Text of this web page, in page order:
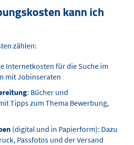
kann ich
zählen:
Internetkosten für die Suche im
mit Jobinseraten
: Bücher und
Tipps zum Thema Bewerbung,
(digital und in Papierform): Dazu
Passfotos und der Versand